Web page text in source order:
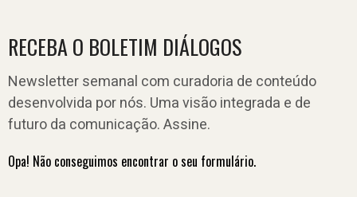
RECEBA O BOLETIM DIÁLOGOS
Newsletter semanal com curadoria de conteúdo
desenvolvida por nós. Uma visão integrada e de
futuro da comunicação. Assine.
Opa! Não conseguimos encontrar o seu formulário.